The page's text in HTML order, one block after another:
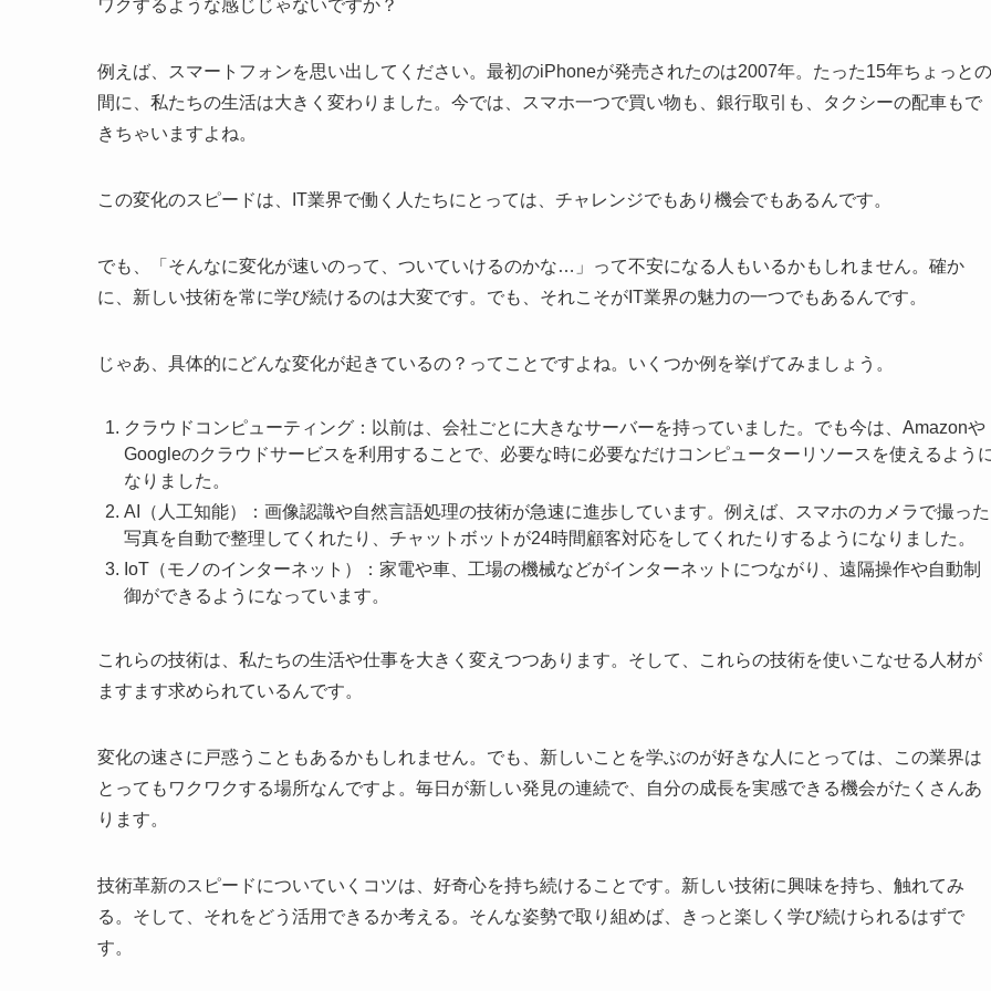
ワクするような感じじゃないですか？
例えば、スマートフォンを思い出してください。最初のiPhoneが発売されたのは2007年。たった15年ちょっとの
間に、私たちの生活は大きく変わりました。今では、スマホ一つで買い物も、銀行取引も、タクシーの配車もで
きちゃいますよね。
この変化のスピードは、IT業界で働く人たちにとっては、チャレンジでもあり機会でもあるんです。
でも、「そんなに変化が速いのって、ついていけるのかな…」って不安になる人もいるかもしれません。確か
に、新しい技術を常に学び続けるのは大変です。でも、それこそがIT業界の魅力の一つでもあるんです。
じゃあ、具体的にどんな変化が起きているの？ってことですよね。いくつか例を挙げてみましょう。
クラウドコンピューティング：以前は、会社ごとに大きなサーバーを持っていました。でも今は、Amazonや
Googleのクラウドサービスを利用することで、必要な時に必要なだけコンピューターリソースを使えるよう
なりました。
AI（人工知能）：画像認識や自然言語処理の技術が急速に進歩しています。例えば、スマホのカメラで撮った
写真を自動で整理してくれたり、チャットボットが24時間顧客対応をしてくれたりするようになりました。
IoT（モノのインターネット）：家電や車、工場の機械などがインターネットにつながり、遠隔操作や自動制
御ができるようになっています。
これらの技術は、私たちの生活や仕事を大きく変えつつあります。そして、これらの技術を使いこなせる人材が
ますます求められているんです。
変化の速さに戸惑うこともあるかもしれません。でも、新しいことを学ぶのが好きな人にとっては、この業界は
とってもワクワクする場所なんですよ。毎日が新しい発見の連続で、自分の成長を実感できる機会がたくさんあ
ります。
技術革新のスピードについていくコツは、好奇心を持ち続けることです。新しい技術に興味を持ち、触れてみ
る。そして、それをどう活用できるか考える。そんな姿勢で取り組めば、きっと楽しく学び続けられるはずで
す。